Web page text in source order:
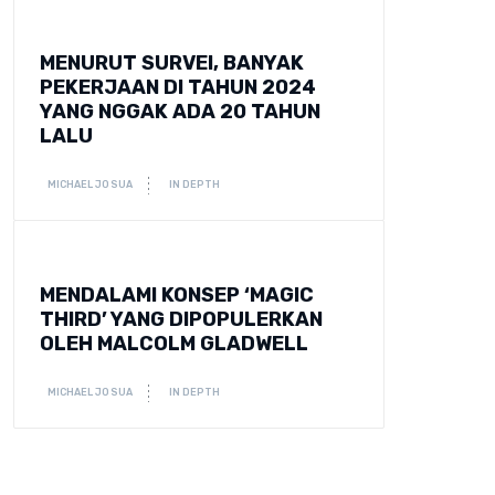
MENURUT SURVEI, BANYAK
PEKERJAAN DI TAHUN 2024
YANG NGGAK ADA 20 TAHUN
LALU
MICHAEL JOSUA IN DEPTH
MENDALAMI KONSEP ‘MAGIC
THIRD’ YANG DIPOPULERKAN
OLEH MALCOLM GLADWELL
MICHAEL JOSUA IN DEPTH